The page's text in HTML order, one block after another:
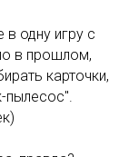
одну игру с
в прошлом,
карточки,
пылесос".